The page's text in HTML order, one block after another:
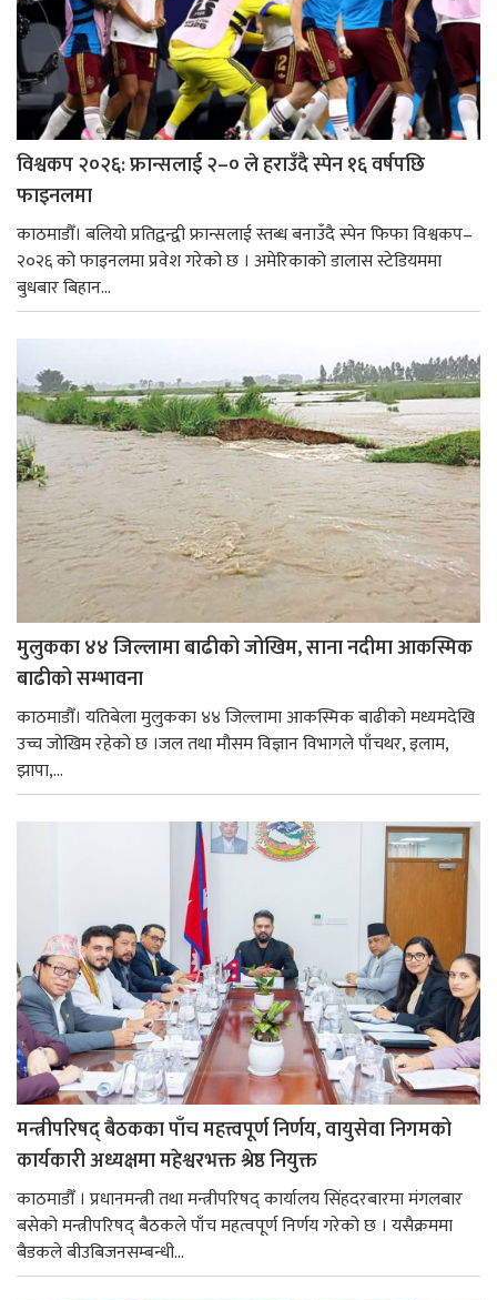
विश्वकप २०२६: फ्रान्सलाई २–० ले हराउँदै स्पेन १६ वर्षपछि
फाइनलमा
काठमाडौँ। बलियो प्रतिद्वन्द्वी फ्रान्सलाई स्तब्ध बनाउँदै स्पेन फिफा विश्वकप–
२०२६ को फाइनलमा प्रवेश गरेको छ । अमेरिकाको डालास स्टेडियममा
बुधबार बिहान...
मुलुकका ४४ जिल्लामा बाढीको जोखिम, साना नदीमा आकस्मिक
बाढीको सम्भावना
काठमाडौँ। यतिबेला मुलुकका ४४ जिल्लामा आकस्मिक बाढीको मध्यमदेखि
उच्च जोखिम रहेको छ ।जल तथा मौसम विज्ञान विभागले पाँचथर, इलाम,
झापा,...
मन्त्रीपरिषद् बैठकका पाँच महत्त्वपूर्ण निर्णय, वायुसेवा निगमको
कार्यकारी अध्यक्षमा महेश्वरभक्त श्रेष्ठ नियुक्त
काठमाडौँ । प्रधानमन्त्री तथा मन्त्रीपरिषद् कार्यालय सिंहदरबारमा मंगलबार
बसेको मन्त्रीपरिषद् बैठकले पाँच महत्वपूर्ण निर्णय गरेको छ । यसैक्रममा
बैडकले बीउबिजनसम्बन्धी...